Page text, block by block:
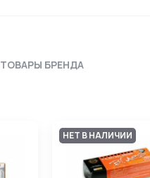
ТОВАРЫ БРЕНДА
НЕТ В НАЛИЧИИ